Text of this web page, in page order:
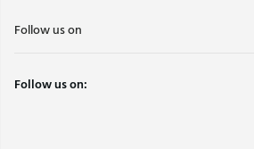
Follow us on
Follow us on: